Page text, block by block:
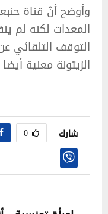
وأوضح أنّ قناة
المعدات لكنه لم
التوقف التلقائي
الزيتونة معنية أيضا
شارك 0